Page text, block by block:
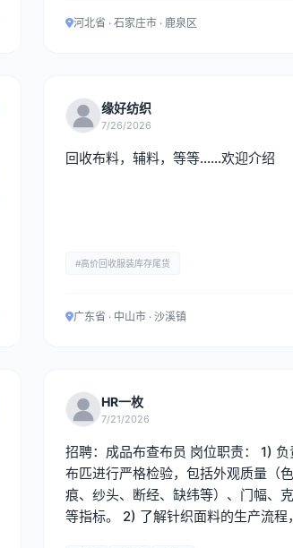
河北省 · 石家庄市 · 鹿泉区
缘好纺织
7/26/2026
回收布料，辅料，等等……欢迎介绍
#高价回收服装库存尾货
广东省 · 中山市 · 沙溪镇
HR一枚
7/21/2026
招聘：成品布查布员 岗位职责： 1) 负责对成品
布匹进行严格检验，包括外观质量（
痕、纱头、断经、缺纬等）、门幅、
等指标。 2) 了解针织面料的生产流程